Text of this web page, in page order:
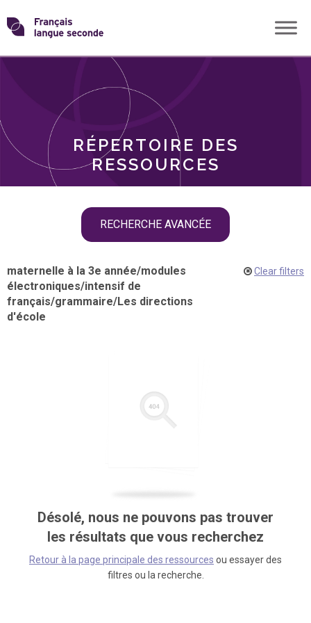
Skip
toTransformons
langue
RÉPERTOIRE DES
RESSOURCES
RECHERCHE AVANCÉE
THÈMES
maternelle à la 3e année/modules
électroniques/intensif de
français/grammaire/Les directions
d'école
Clear filters
Désolé, nous ne pouvons pas trouver
les résultats que vous recherchez
Retour à la page principale des ressources ou essayer des
filtres ou la recherche.